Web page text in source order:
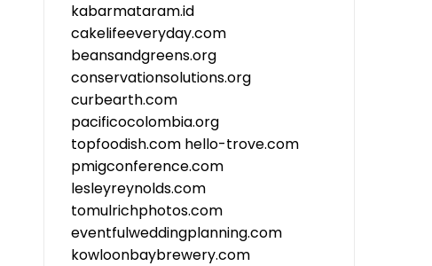
kabarmataram.id
cakelifeeveryday.com
beansandgreens.org
conservationsolutions.org
curbearth.com
pacificocolombia.org
topfoodish.com hello-trove.com
pmigconference.com
lesleyreynolds.com
tomulrichphotos.com
eventfulweddingplanning.com
kowloonbaybrewery.com